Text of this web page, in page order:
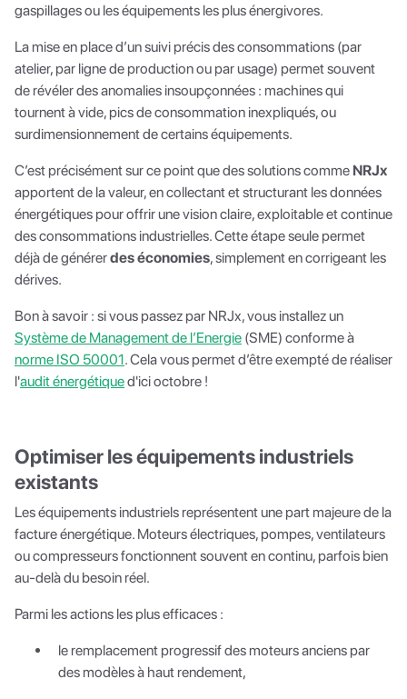
gaspillages ou les équipements les plus énergivores.
La mise en place d’un suivi précis des consommations (par
atelier, par ligne de production ou par usage) permet souvent
de révéler des anomalies insoupçonnées : machines qui
tournent à vide, pics de consommation inexpliqués, ou
surdimensionnement de certains équipements.
C’est précisément sur ce point que des solutions comme NRJx
apportent de la valeur, en collectant et structurant les données
énergétiques pour offrir une vision claire, exploitable et continue
des consommations industrielles. Cette étape seule permet
déjà de générerdes économies, simplement en corrigeant les
dérives.
Bon à savoir : si vous passez par NRJx, vous installez un
Système de Management de l’Energie (SME) conforme à
norme ISO 50001. Cela vous permet d’être exempté de réaliser
l'audit énergétiqued'ici octobre !
Optimiser les équipements industriels
existants
Les équipements industriels représentent une part majeure de la
facture énergétique. Moteurs électriques, pompes, ventilateurs
ou compresseurs fonctionnent souvent en continu, parfois bien
au-delà du besoin réel.
Parmi les actions les plus efficaces :
le remplacement progressif des moteurs anciens par
des modèles à haut rendement,